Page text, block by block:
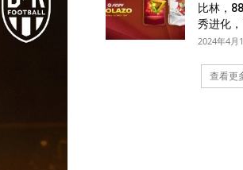
比林，
秀进化
2024年4月
查看更